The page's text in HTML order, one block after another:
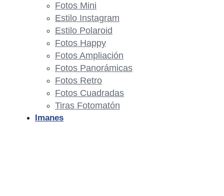
Fotos Mini
Estilo Instagram
Estilo Polaroid
Fotos Happy
Fotos Ampliación
Fotos Panorámicas
Fotos Retro
Fotos Cuadradas
Tiras Fotomatón
Imanes